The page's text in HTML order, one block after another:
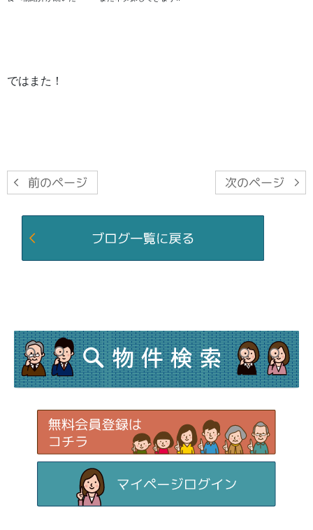
ではまた！